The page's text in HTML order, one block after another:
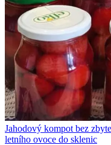
Jahodový kompot bez
letního ovoce do sklenic